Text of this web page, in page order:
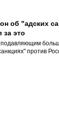
об "адских
за это
против